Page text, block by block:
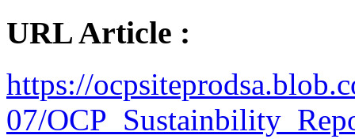
URL Article :
https://
07/